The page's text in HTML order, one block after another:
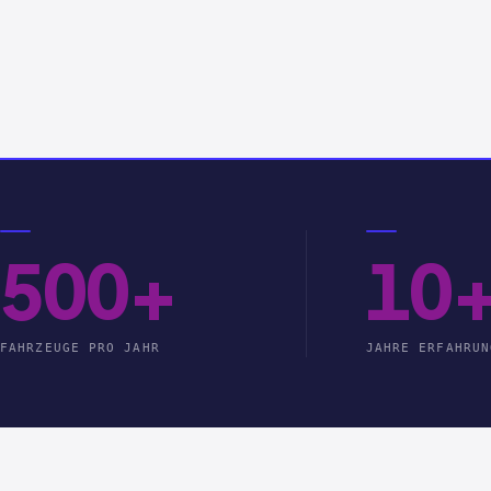
500+
FAHRZEUGE PRO JAHR JAHRE